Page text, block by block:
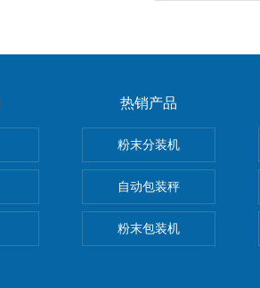
热销产品
粉末分装机
自动包装秤
粉末包装机